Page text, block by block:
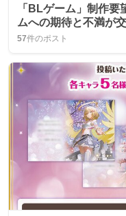
「BLゲーム」制作
ムへの期待と不満が
57件のポスト